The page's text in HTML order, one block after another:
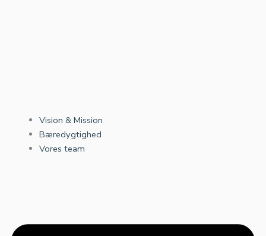
Vision & Mission
Bæredygtighed
Vores team